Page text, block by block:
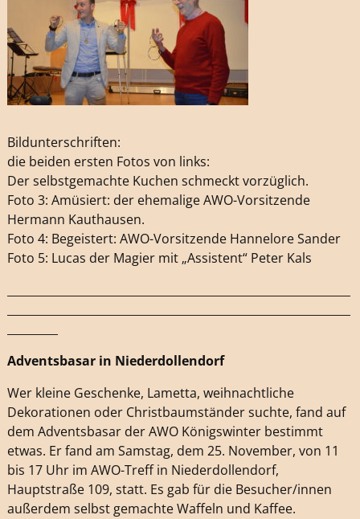
Bildunterschriften:
die beiden ersten Fotos von links:
Der selbstgemachte Kuchen schmeckt vorzüglich.
Foto 3: Amüsiert: der ehemalige AWO-Vorsitzende
Hermann Kauthausen.
Foto 4: Begeistert: AWO-Vorsitzende Hannelore Sander
Foto 5: Lucas der Magier mit „Assistent“ Peter Kals
Adventsbasar in Niederdollendorf
Wer kleine Geschenke, Lametta, weihnachtliche
Dekorationen oder Christbaumständer suchte, fand auf
dem Adventsbasar der AWO Königswinter bestimmt
etwas. Er fand am Samstag, dem 25. November, von 11
bis 17 Uhr im AWO-Treff in Niederdollendorf,
Hauptstraße 109, statt. Es gab für die Besucher/innen
außerdem selbst gemachte Waffeln und Kaffee.